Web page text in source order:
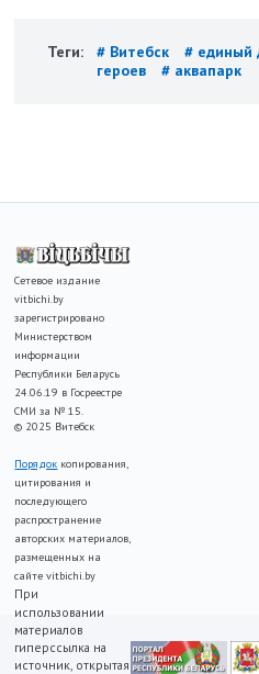
Теги: # Витебск # единый
героев
# аквапарк
Сетевое издание
vitbichi.by
зарегистрировано
Министерством
информации
Республики Беларусь
24.06.19 в Госреестре
СМИ за № 15.
© 2025 Витебск
Порядок копирования,
цитирования и
последующего
распространение
авторских материалов,
размещенных на
сайте vitbichi.by
При
использовании
материалов
гиперссылка на
источник, открытая